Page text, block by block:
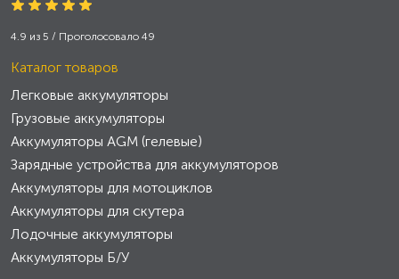
4.9 из 5 / Проголосовало 49
Каталог товаров
Легковые аккумуляторы
Грузовые аккумуляторы
Аккумуляторы AGM (гелевые)
Зарядные устройства для аккумуляторов
Аккумуляторы для мотоциклов
Аккумуляторы для скутера
Лодочные аккумуляторы
Аккумуляторы Б/У